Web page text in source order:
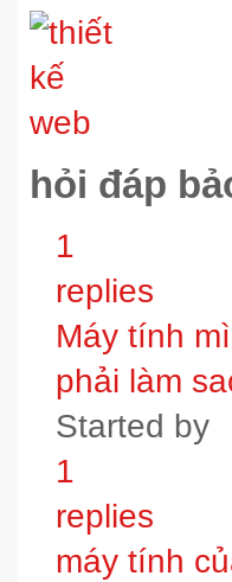
hỏi đáp
1
replies
Máy tính
phải làm
Started by
1
replies
máy tính